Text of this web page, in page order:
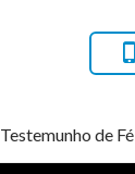
Testemunho de Fé